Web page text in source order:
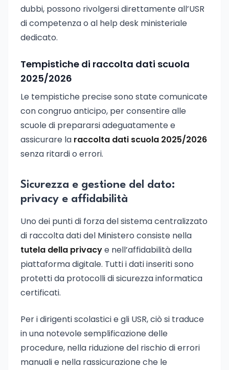
dubbi, possono rivolgersi direttamente all’USR
di competenza o al help desk ministeriale
dedicato.
Tempistiche di raccolta dati scuola
2025/2026
Le tempistiche precise sono state comunicate
con congruo anticipo, per consentire alle
scuole di prepararsi adeguatamente e
assicurare la raccolta dati scuola 2025/2026
senza ritardi o errori.
Sicurezza e gestione del dato:
privacy e affidabilità
Uno dei punti di forza del sistema centralizzato
di raccolta dati del Ministero consiste nella
tutela della privacye nell’affidabilità della
piattaforma digitale. Tutti i dati inseriti sono
protetti da protocolli di sicurezza informatica
certificati.
Per i dirigenti scolastici e gli USR, ciò si traduce
in una notevole semplificazione delle
procedure, nella riduzione del rischio di errori
manuali e nella rassicurazione che le